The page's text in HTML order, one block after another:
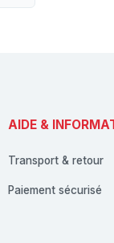
AIDE &
Transport & retour
Paiement sécurisé